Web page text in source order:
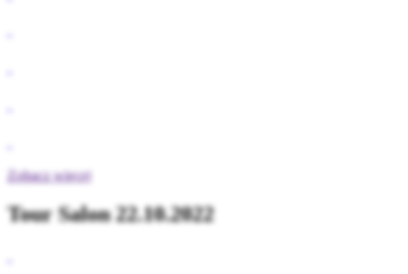
Zobacz więcej
Tour Salon 22.10.2022